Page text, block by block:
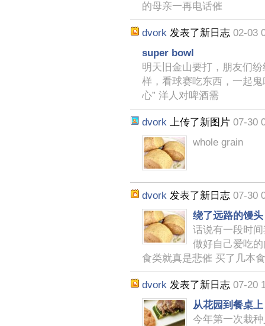
的母亲一再电话催
dvork 发表了新日志 02-03
super bowl
明天旧金山要打，朋友们
样，看球赛吃东西，一起
心” 洋人对啤酒需
dvork 上传了新图片 07-30
whole grain
dvork 发表了新日志 07-30
绕了远路的馒头
话说有一段时
做好自己爱吃
食类就真是悲催 买了几本
dvork 发表了新日志 07-20
从花园到餐桌上
今年第一次栽